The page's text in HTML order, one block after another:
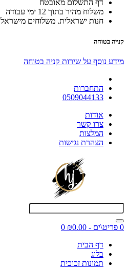
דף התשלום מאובטח
משלוח מהיר בתוך 12 ימי עבודה
חנות ישראלית. משלוחים מישראל
קנייה בטוחה
מידע נוסף על שירות קניה בטוחה
התחברות
0509044133
אודות
צרו קשר
המלצות
הצהרת נגישות
0 פריט\ים - ₪0.00
0
דף הבית
בלוג
תמונות זכוכית